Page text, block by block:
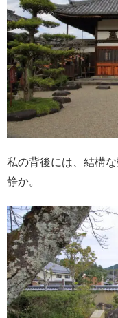
私の背後には、結構
静か。